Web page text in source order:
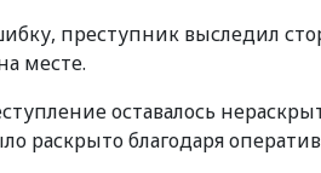
преступник выследил
месте.
оставалось
раскрыто благодаря